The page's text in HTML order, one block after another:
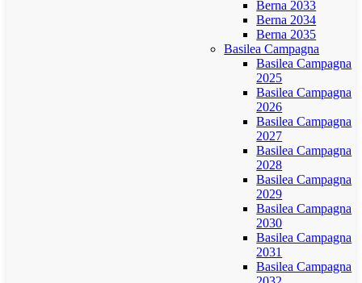
Berna 2033
Berna 2034
Berna 2035
Basilea Campagna
Basilea Campagna
2025
Basilea Campagna
2026
Basilea Campagna
2027
Basilea Campagna
2028
Basilea Campagna
2029
Basilea Campagna
2030
Basilea Campagna
2031
Basilea Campagna